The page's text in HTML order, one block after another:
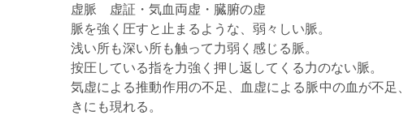
虚脈 虚証・気血両虚・臓腑の虚
脈を強く圧すと止まるような、弱々しい脈。
浅い所も深い所も触って力弱く感じる脈。
按圧している指を力強く押し返してくる力のない脈。
気虚による推動作用の不足、血虚による脈中の血が不足
きにも現れる。